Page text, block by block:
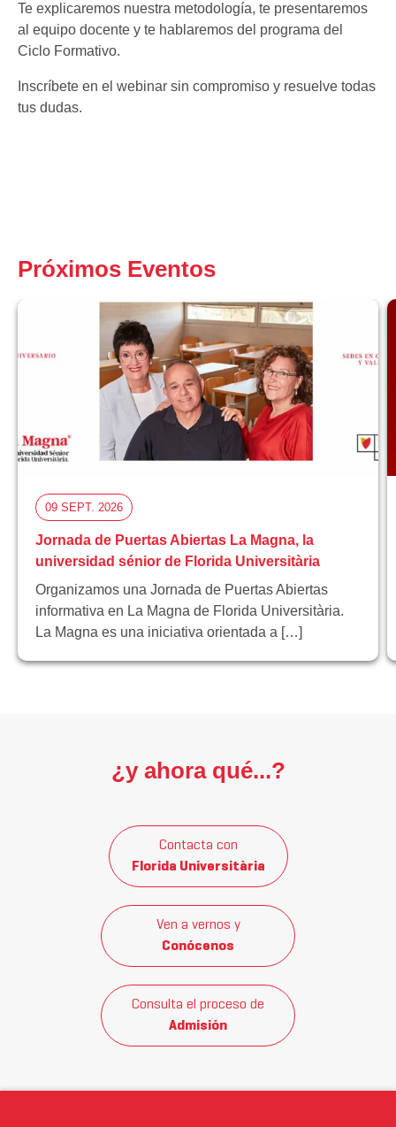
Te explicaremos nuestra metodología, te presentaremos
al equipo docente y te hablaremos del programa del
Ciclo Formativo.
Inscríbete en el webinar sin compromiso y resuelve todas
tus dudas.
Próximos Eventos
09 SEPT. 2026
Jornada de Puertas Abiertas La Magna, la
universidad sénior de Florida Universitària
Organizamos una Jornada de Puertas Abiertas
informativa en La Magna de Florida Universitària.
La Magna es una iniciativa orientada a […]
¿y ahora qué...?
Contacta con
Florida Universitària
Ven a vernos y
Conócenos
Consulta el proceso de
Admisión